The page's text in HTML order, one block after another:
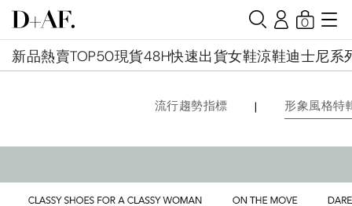
新品熱賣TOP50現貨48H快速出貨女鞋涼鞋迪士尼系
0
流行趨勢指標 | 形象風格特